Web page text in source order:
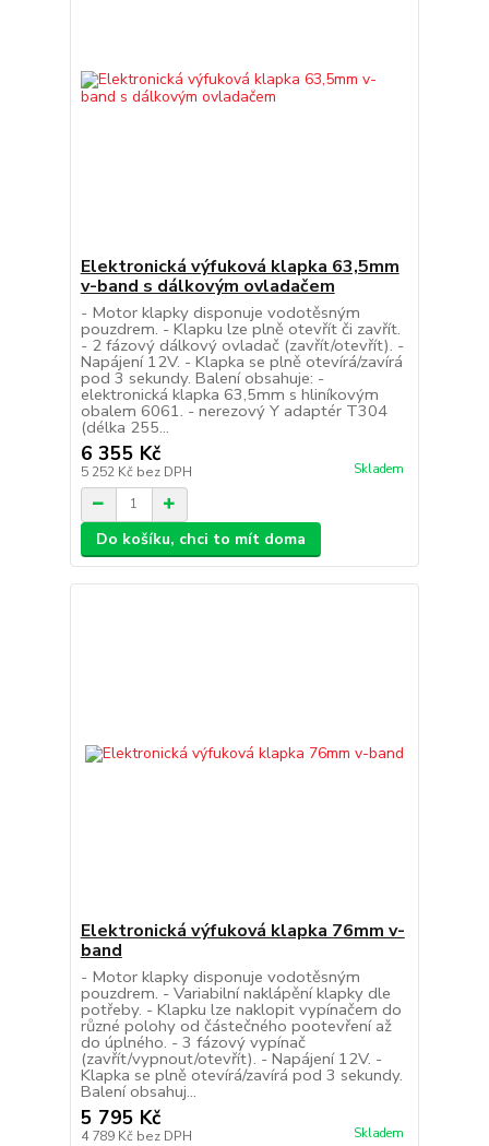
Elektronická výfuková klapka 63,5mm
v-band s dálkovým ovladačem
- Motor klapky disponuje vodotěsným
pouzdrem. - Klapku lze plně otevřít či zavřít.
- 2 fázový dálkový ovladač (zavřít/otevřít). -
Napájení 12V. - Klapka se plně otevírá/zavírá
pod 3 sekundy. Balení obsahuje: -
elektronická klapka 63,5mm s hliníkovým
obalem 6061. - nerezový Y adaptér T304
(délka 255...
6 355 Kč
5 252 Kč bez DPH Skladem
Do košíku, chci to mít doma
Elektronická výfuková klapka 76mm v-
band
- Motor klapky disponuje vodotěsným
pouzdrem. - Variabilní naklápění klapky dle
potřeby. - Klapku lze naklopit vypínačem do
různé polohy od částečného pootevření až
do úplného. - 3 fázový vypínač
(zavřít/vypnout/otevřít). - Napájení 12V. -
Klapka se plně otevírá/zavírá pod 3 sekundy.
Balení obsahuj...
5 795 Kč
4 789 Kč bez DPH Skladem